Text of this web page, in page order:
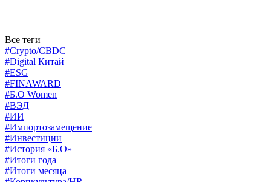
Все теги
#Crypto/CBDC
#Digital Китай
#ESG
#FINAWARD
#Б.О Women
#ВЭД
#ИИ
#Импортозамещение
#Инвестиции
#История «Б.О»
#Итоги года
#Итоги месяца